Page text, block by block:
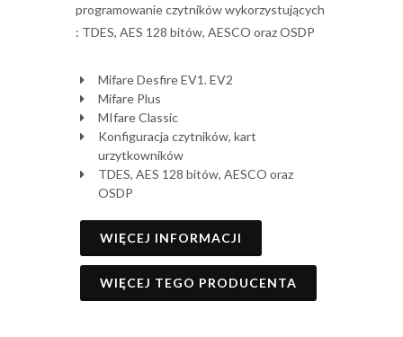
programowanie czytników wykorzystujących
: TDES, AES 128 bitów, AESCO oraz OSDP
Mifare Desfire EV1. EV2
Mifare Plus
MIfare Classic
Konfiguracja czytników, kart
urzytkowników
TDES, AES 128 bitów, AESCO oraz
OSDP
WIĘCEJ INFORMACJI
WIĘCEJ TEGO PRODUCENTA